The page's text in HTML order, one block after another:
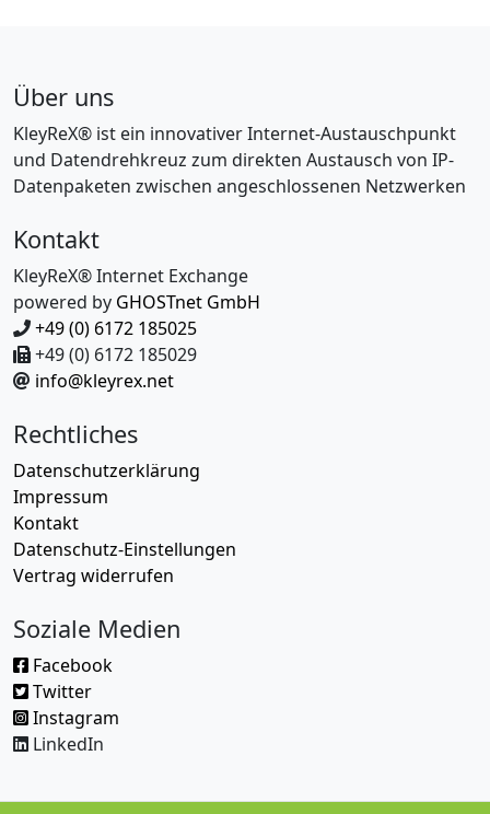
Über uns
KleyReX® ist ein innovativer Internet-Austauschpunkt
und Datendrehkreuz zum direkten Austausch von IP-
Datenpaketen zwischen angeschlossenen Netzwerken
Kontakt
KleyReX® Internet Exchange
powered by GHOSTnet GmbH
+49 (0) 6172 185025
+49 (0) 6172 185029
info@kleyrex.net
Rechtliches
Datenschutzerklärung
Impressum
Kontakt
Datenschutz-Einstellungen
Vertrag widerrufen
Soziale Medien
Facebook
Twitter
Instagram
LinkedIn